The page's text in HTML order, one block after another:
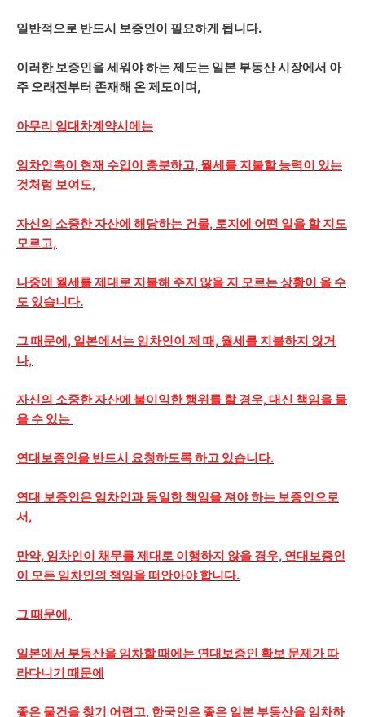
일반적으로 반드시 보증인이 필요하게 됩니다.
이러한 보증인을 세워야 하는 제도는 일본 부동산 시장에서 아
주 오래전부터 존재해 온 제도이며,
아무리 임대차계약시에는
임차인측이 현재 수입이 충분하고, 월세를 지불할 능력이 있는
것처럼 보여도,
자신의 소중한 자산에 해당하는 건물, 토지에 어떤 일을 할 지도
모르고,
나중에 월세를 제대로 지불해 주지 않을 지 모르는 상황이 올 수
도 있습니다.
그 때문에, 일본에서는 임차인이 제 때, 월세를 지불하지 않거
나,
자신의 소중한 자산에 불이익한 행위를 할 경우, 대신 책임을 물
을 수 있는
연대보증인을 반드시 요청하도록 하고 있습니다.
연대 보증인은 임차인과 동일한 책임을 져야 하는 보증인으로
서,
만약, 임차인이 채무를 제대로 이행하지 않을 경우, 연대보증인
이 모든 임차인의 책임을 떠안아야 합니다.
그 때문에,
일본에서 부동산을 임차할 때에는 연대보증인 확보 문제가 따
라다니기 때문에
좋은 물건을 찾기 어렵고, 한국인은 좋은 일본 부동산을 임차하